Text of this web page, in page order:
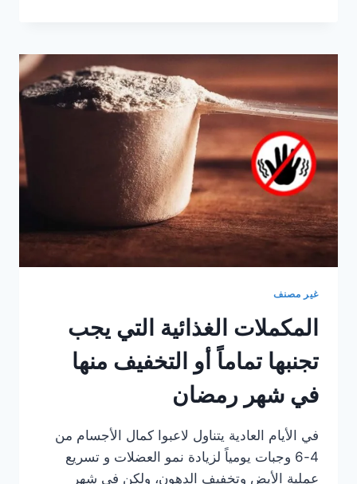
مكمل
بالحليب
؟
غير مصنف
المكملات الغذائية التي يجب
تجنبها تماماً أو التخفيف منها
في شهر رمضان
في الأيام العادية يتناول لاعبوا كمال الأجسام من
4-6 وجبات يومياً لزيادة نمو العضلات و تسريع
عملية الأيض وتخفيف الدهون، ولكن في شهر